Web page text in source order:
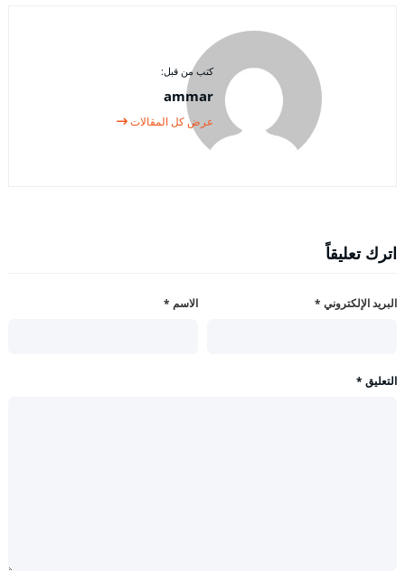
كتب من قبل:
ammar
عرض كل المقالات
اترك تعليقاً
الاسم * البريد الإلكتروني *
التعليق *